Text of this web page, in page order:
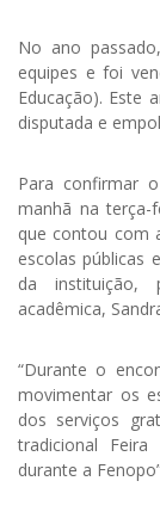
No ano
equipes e foi
Educação). Este
disputada e
Para confirmar
manhã na
que contou com
escolas públicas
da instituição,
acadêmica,
“Durante o
movimentar os
dos serviços
tradicional
durante a